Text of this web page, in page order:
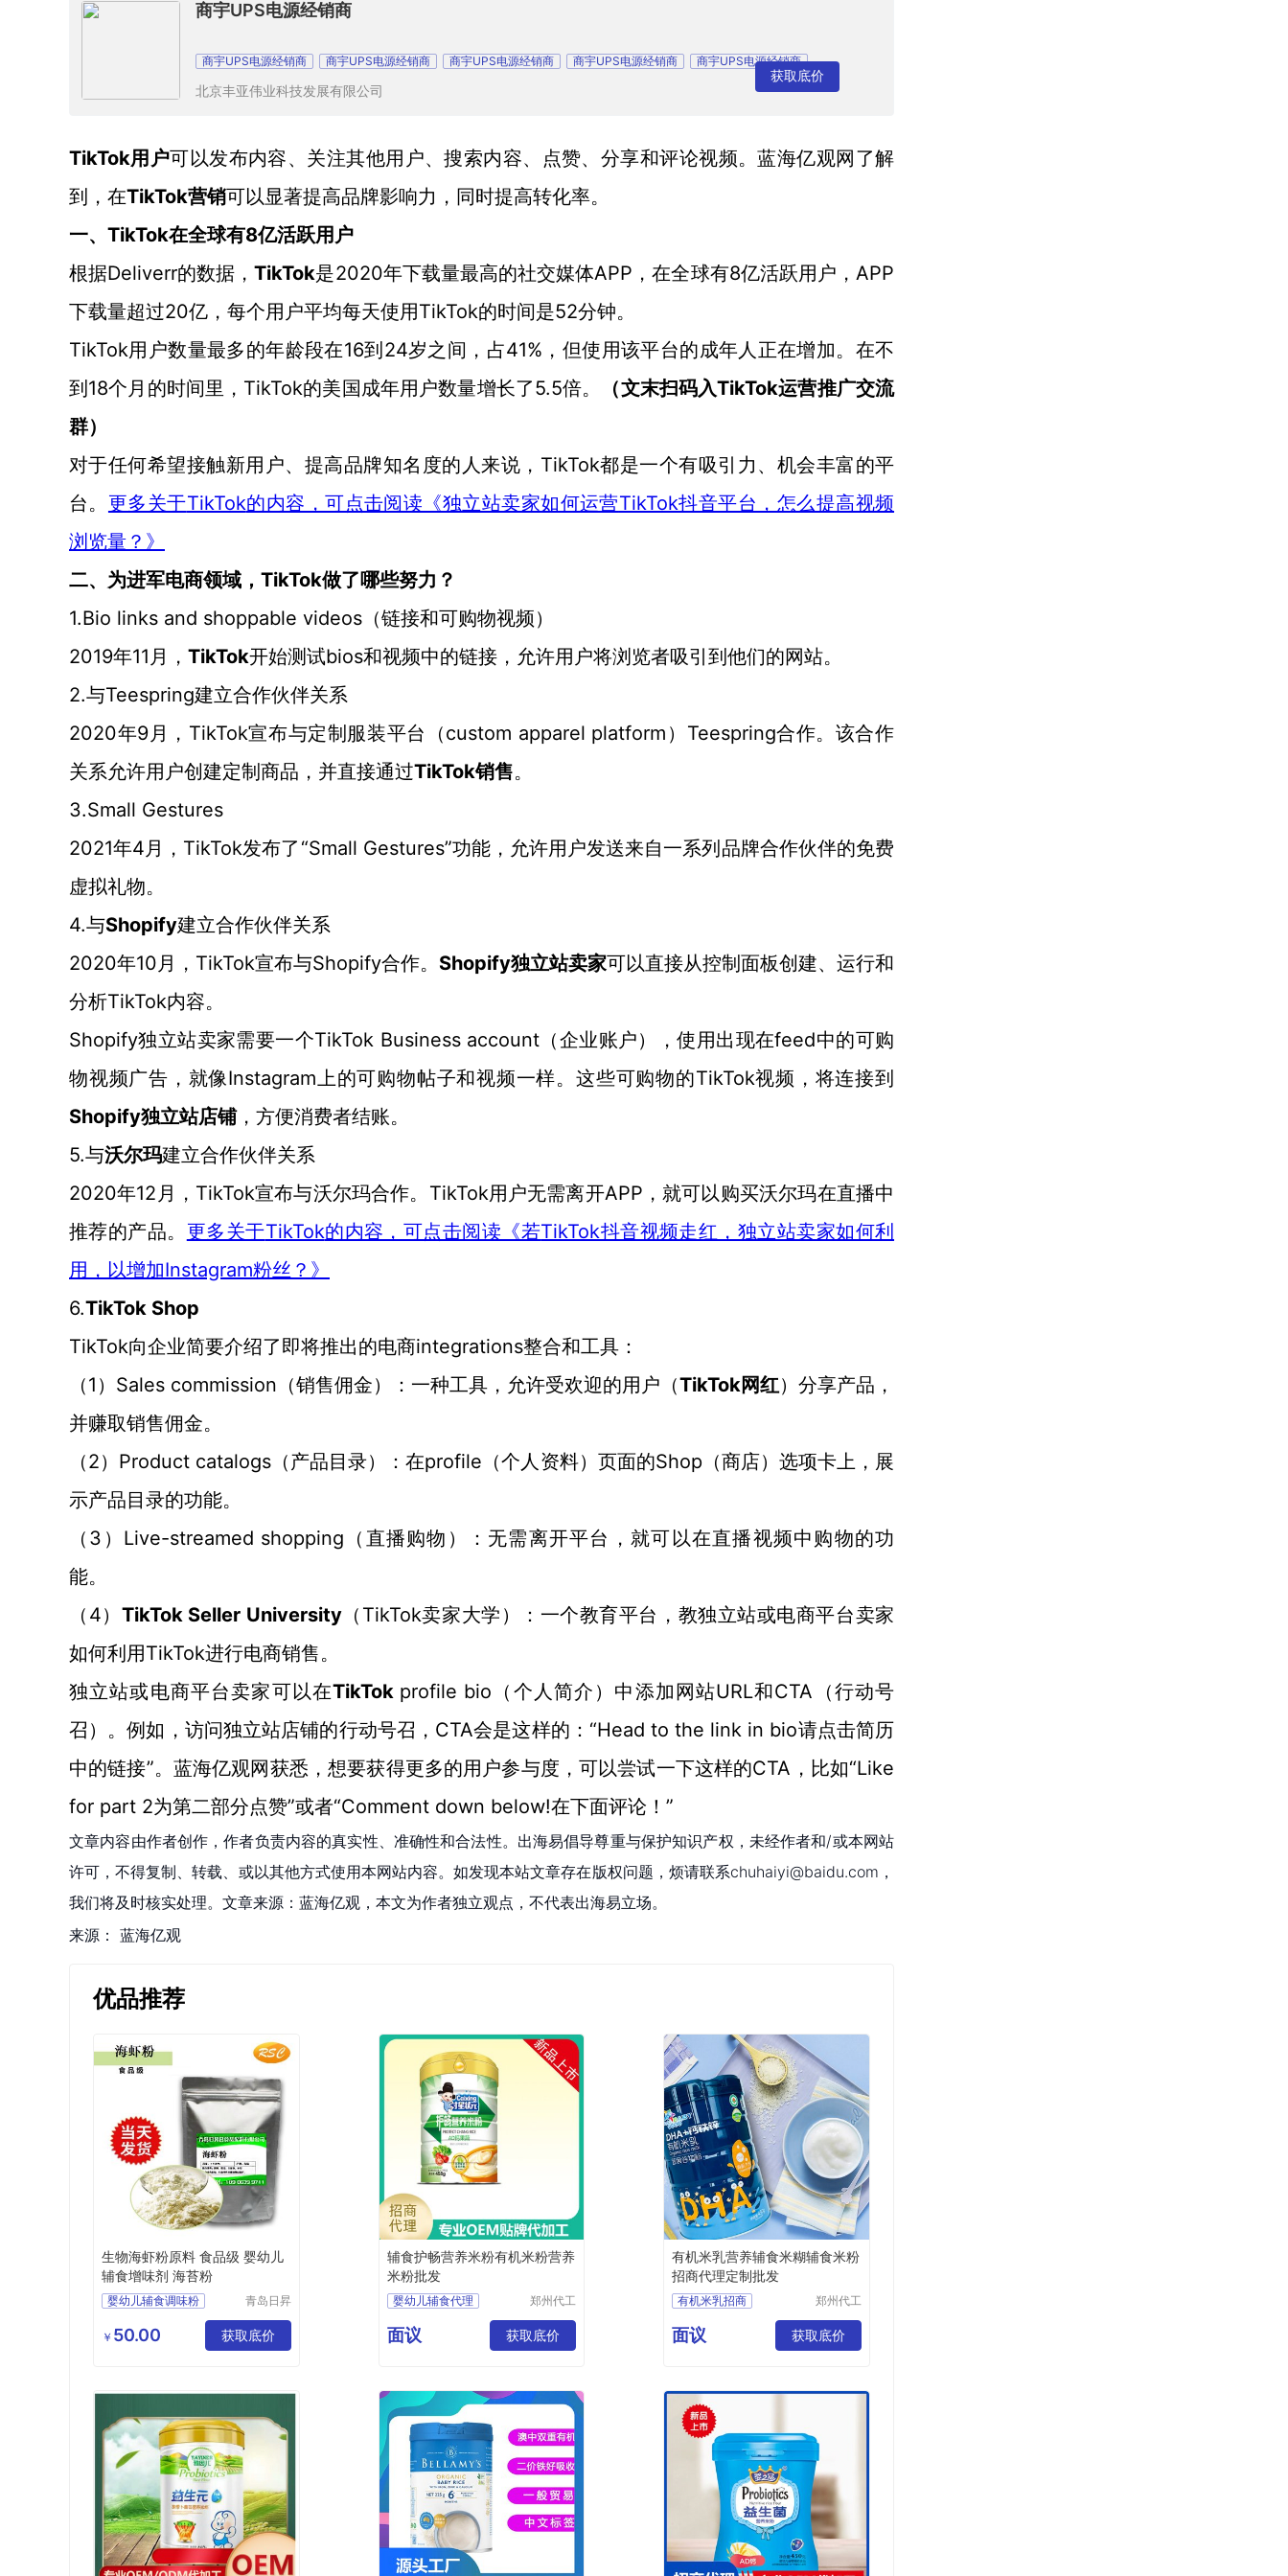
商宇UPS电源经销商
商宇UPS电源经销商 商宇UPS电源经销商 商宇UPS电源经销商 商宇UPS电源经销商 商宇UPS电源经销商
北京丰亚伟业科技发展有限公司
获取底价
TikTok用户可以发布内容、关注其他用户、搜索内容、点赞、分享和评论视频。蓝海亿观网了解
到，在TikTok营销可以显著提高品牌影响力，同时提高转化率。
一、 TikTok在全球有8亿活跃用户
根据Deliverr的数据，TikTok是2020年下载量最高的社交媒体APP，在全球有8亿活跃用户 ， APP
下载量超过20亿， 每个用户平均每天使用TikTok的时间是52分钟。
TikTok用户数量最多的年龄段在16到24岁之间 ，占41%，但使用该平台的成年人正在增加。在不
到18个月的时间里，TikTok的美国成年用户数量增长了5.5倍。
（文末扫码入TikTok运营推广交流
群）
对于任何希望接触新用户、提高品牌知名度的人来说， TikTok都是一个有吸引力、机会丰富的平
台。 更多关于TikTok的内容，可点击阅读《独立站卖家如何运营TikTok抖音平台，怎么提高视频
浏览量？》
二、 为进军电商领域， TikTok做了哪些努力？
1.Bio links and shoppable videos （链接和可购物视频）
2019年11月， TikTok开始测试bios和视频中的链接，允许用户将浏览者吸引到他们的网站。
2.与Teespring建立合作伙伴关系
2020年9月，TikTok宣布与定制服装平台 （custom apparel platform） Teespring合作。该合作
关系允许用户创建定制商品，并直接通过TikTok销售。
3.Small Gestures
2021年4月，TikTok发布了“Small Gestures”功能，允许用户发送来自一系列品牌合作伙伴的免费
虚拟礼物。
4.与Shopify建立合作伙伴关系
2020年10月，TikTok宣布与Shopify合作。 Shopify独立站卖家可以直接从控制面板创建、运行和
分析TikTok内容。
Shopify独立站卖家需要一个TikTok Business account（企业账户），使用出现在feed中的可购
物视频广告，就像Instagram上的可购物帖子和视频一样。这些可购物的TikTok视频 ，将连接到
Shopify独立站店铺，方便消费者结账。
5.与沃尔玛建立合作伙伴关系
2020年12月，TikTok宣布与沃尔玛合作。TikTok用户无需离开APP ，就可以购买沃尔玛在直播中
推荐的产品。 更多关于TikTok的内容，可点击阅读《若TikTok抖音视频走红，独立站卖家如何利
用，以增加Instagram粉丝？》
6.TikTok Shop
TikTok向企业简要介绍了即将推出的电商integrations整合和工具 ：
（1）Sales commission （销售佣金）： 一种工具，允许受欢迎的用户 （TikTok网红） 分享产品，
并赚取销售佣金。
（2）Product catalogs （产品目录）：在profile （个人资料） 页面的Shop（商店） 选项卡上 ， 展
示产品目录的功能。
（ 3）Live-streamed shopping （直播购物 ）： 无需离开平台 ， 就可以在直播视频中购物的功
能。
（ 4） TikTok Seller University（ TikTok卖家大学 ）： 一个教育平台，教独立站或电商平台卖家
如何利用TikTok进行电商销售。
独立站或电商平台卖家可以在TikTok profile bio（个人简介）中添加网站URL和CTA（行动号
召）。例如，访问独立站店铺的行动号召， CTA会是这样的：“Head to the link in bio请点击简历
中的链接”。蓝海亿观网获悉，想要获得更多的用户参与度，可以尝试一下这样的CTA，比如“Like
for part 2为第二部分点赞”或者“Comment down below!在下面评论！”
文章内容由作者创作，作者负责内容的真实性、准确性和合法性。出海易倡导尊重与保护知识产权，未经作者和/或本网站
许可，不得复制、转载、或以其他方式使用本网站内容。如发现本站文章存在版权问题，烦请联系chuhaiyi@baidu.com，
我们将及时核实处理。文章来源：蓝海亿观，本文为作者独立观点，不代表出海易立场。
来源： 蓝海亿观
优品推荐
生物海虾粉原料 食品级 婴幼儿
辅食增味剂 海苔粉
婴幼儿辅食调味粉
青岛日昇
料有限公
司
￥ 50.00 获取底价
辅食护畅营养米粉有机米粉营养
米粉批发
婴幼儿辅食代理
婴幼儿辅食加工
郑州代工
技有限公
司
面议 获取底价
有机米乳营养辅食米糊辅食米粉
招商代理定制批发
有机米乳招商
婴幼儿辅食定制
郑州代工
技有限公
司
面议 获取底价